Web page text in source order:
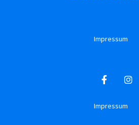
Impressum
Impressum